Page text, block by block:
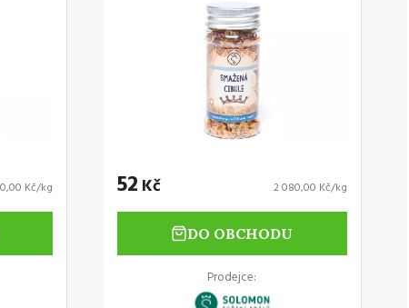
Kč/kg 52Kč 2 080,00 Kč/kg
DO OBCHODU
Prodejce: